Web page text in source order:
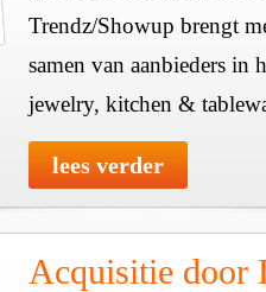
Trendz/Showup brengt
samen van aanbieders in
jewelry, kitchen &
lees verder
Acquisitie door